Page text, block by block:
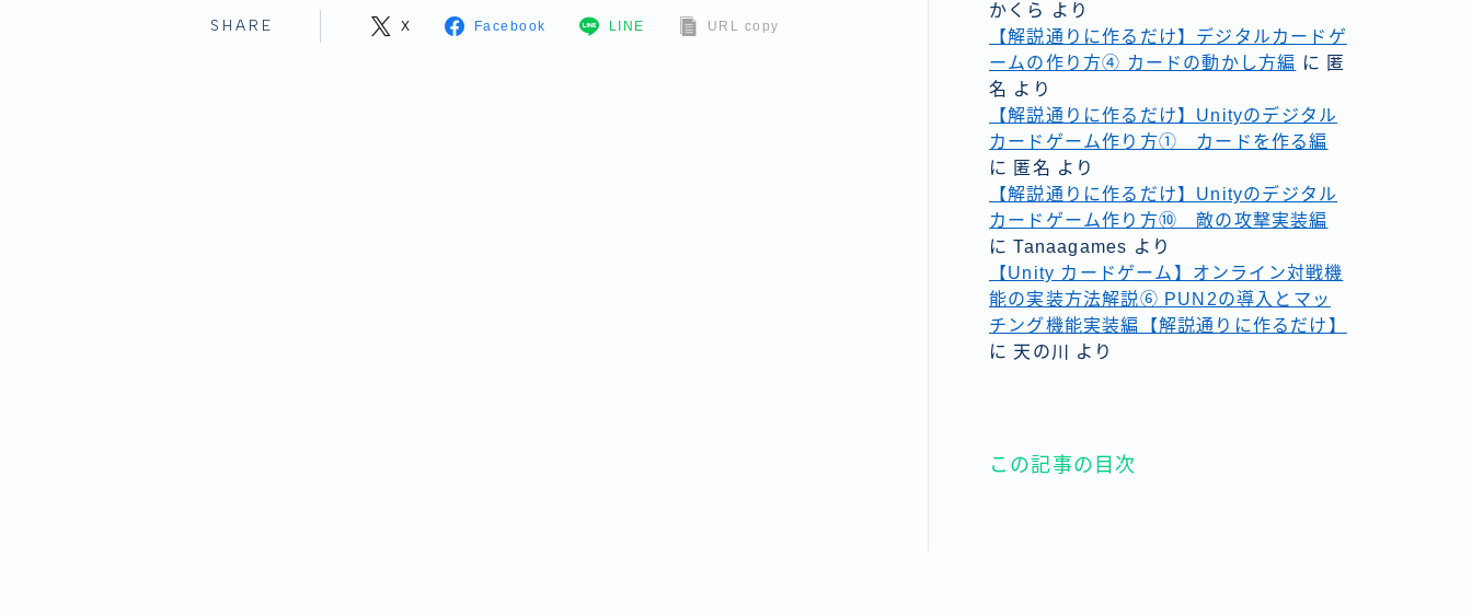
SHARE X Facebook LINE URL copy
かくら
より
【解説通りに作るだけ】デジタルカードゲ
ームの作り方④ カードの動かし方編 に 匿
名 より
【解説通りに作るだけ】Unityのデジタル
カードゲーム作り方① カードを作る編
に 匿名 より
【解説通りに作るだけ】Unityのデジタル
カードゲーム作り方⑩ 敵の攻撃実装編
にTanaagames より
【Unity カードゲーム】オンライン対戦機
能の実装方法解説⑥ PUN2の導入とマッ
チング機能実装編【解説通りに作るだけ】
に 天の川 より
この記事の目次